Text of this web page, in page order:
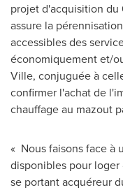
projet d'acquisition
assure la
accessibles des
économiquement et/
Ville, conjuguée à
confirmer l'achat de
chauffage au mazout
« Nous faisons face à
disponibles pour loger
se portant acquéreur